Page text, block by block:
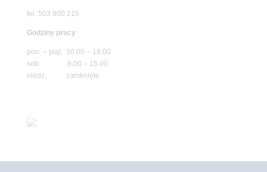
tel. 503 900 215
Godziny pracy
pon. – piąt. 10.00 – 19.00
sob. 8.00 – 15.00
niedz. zamknięte